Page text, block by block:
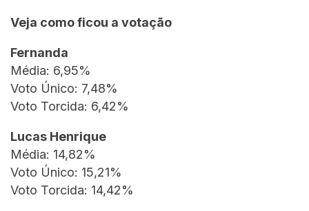
Veja como ficou a votação
Fernanda
Média: 6,95%
Voto Único: 7,48%
Voto Torcida: 6,42%
Lucas Henrique
Média: 14,82%
Voto Único: 15,21%
Voto Torcida: 14,42%